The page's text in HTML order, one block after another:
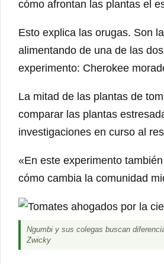
cómo afrontan las plantas el
Esto explica las orugas. Son
alimentando de una de las
experimento: Cherokee
La mitad de las plantas de
comparar las plantas
investigaciones en curso al
«En este experimento
cómo cambia la comunidad
Ngumbi y sus colegas buscan
Zwicky